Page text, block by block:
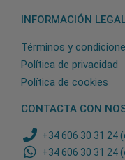
INFORMACIÓN
Términos y
Política de privacidad
Política de cookies
CONTACTA CON
+34 606 30 31 24
+34 606 30 31 24